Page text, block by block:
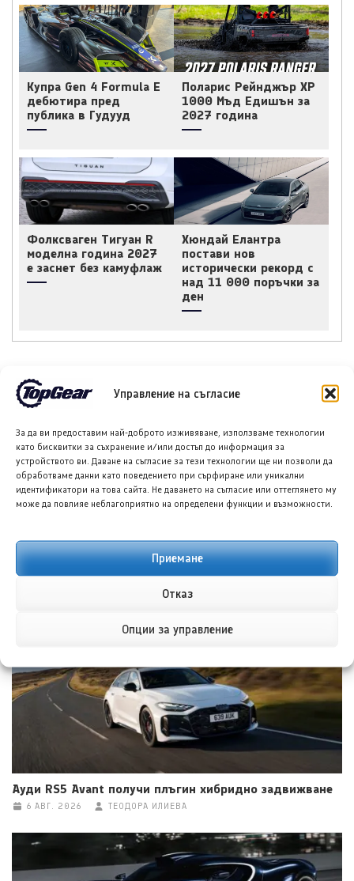
Управление на съгласие
За да ви предоставим най-доброто изживяване, използваме технологии
като бисквитки за съхранение и/или достъп до информация за
устройството ви. Даване на съгласие за тези технологии ще ни позволи да
обработваме данни като поведението при сърфиране или уникални
идентификатори на това сайта. Не даването на съгласие или оттеглянето му
може да повлияе неблагоприятно на определени функции и възможности.
Приемане
Отказ
Опции за управление
Купра Gen 4 Formula E
дебютира пред
публика в Гудууд
Поларис Рейнджър ХР
1000 Мъд Едишън за
2027 година
Фолксваген Тигуан R
моделна година 2027
е заснет без камуфлаж
Хюндай Елантра
постави нов
исторически рекорд с
над 11 000 поръчки за
ден
НОВИ ПУБЛИКАЦИИ
Тойота C-HR EV 2027: Цени от 34 484 евро
Ауди RS5 Avant получи плъгин хибридно задвижване
6 АВГ. 2026 ТЕОДОРА ИЛИЕВА